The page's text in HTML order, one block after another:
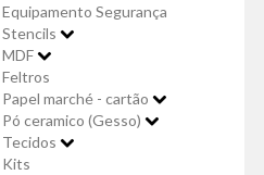
Equipamento Segurança
Stencils
MDF
Feltros
Papel marché - cartão
Pó ceramico (Gesso)
Tecidos
Kits